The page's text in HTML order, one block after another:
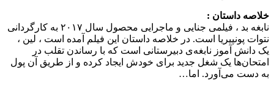
خلاصه داستان :
نابغه بد ، فیلمی جنایی و ماجرایی محصول سال ۲۰۱۷ به کارگردانی
نتوات پونپیریا است. در خلاصه داستان این فیلم آمده است ، لین ،
یک دانش آموز نابغه‌ی دبیرستانی است که با رساندن تقلب در
امتحان‌ها یک شغل جدید برای خودش ایجاد کرده و از طریق آن پول
به دست می‌آورد. اما…